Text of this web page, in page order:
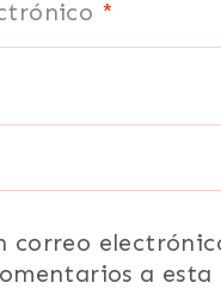
*
correo
a